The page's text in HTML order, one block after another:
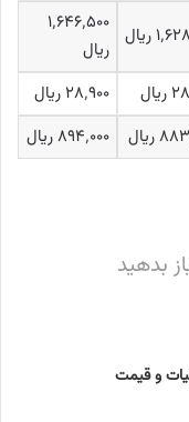
ریال
۱٬۶۴۶٬۵۰۰
ریال
۲۸٬۹۰۰ ریال
ریال ۸۹۴٬۰۰۰ ریال
بدهید
و قیمت